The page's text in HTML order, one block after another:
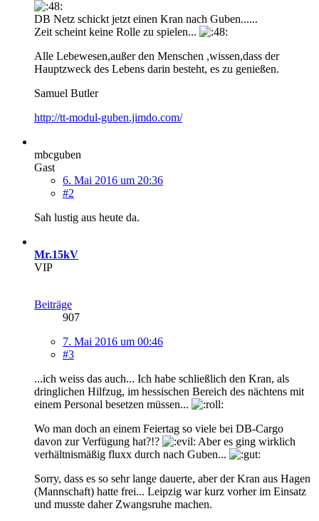
DB Netz schickt jetzt einen Kran nach Guben......
Zeit scheint keine Rolle zu spielen...
Alle Lebewesen,außer den Menschen ,wissen,dass der
Hauptzweck des Lebens darin besteht, es zu genießen.
Samuel Butler
http://tt-modul-guben.jimdo.com/
mbcguben
Gast
6. Mai 2016 um 20:36
#2
Sah lustig aus heute da.
Mr.15kV
VIP
Beiträge
907
7. Mai 2016 um 00:46
#3
...ich weiss das auch... Ich habe schließlich den Kran, als
dringlichen Hilfzug, im hessischen Bereich des nächtens mit
einem Personal besetzen müssen...
Wo man doch an einem Feiertag so viele bei DB-Cargo
davon zur Verfügung hat?!?
Aber es ging wirklich
verhältnismäßig fluxx durch nach Guben...
Sorry, dass es so sehr lange dauerte, aber der Kran aus Hagen
(Mannschaft) hatte frei... Leipzig war kurz vorher im Einsatz
und musste daher Zwangsruhe machen.